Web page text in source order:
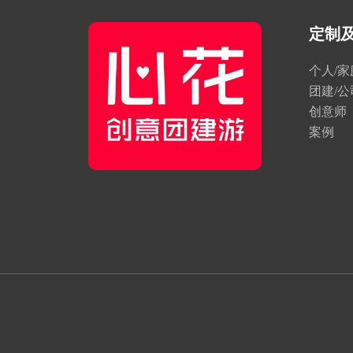
定制
个人/家
团建/
创意师
案例